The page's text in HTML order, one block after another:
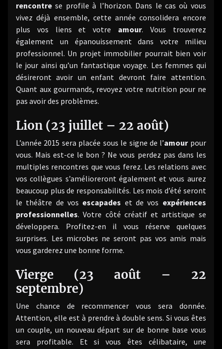
rencontre se profile à l’horizon. Dans le cas où vous
vivez déjà ensemble, cette année consolidera encore
plus vos liens et votre amour. Vous trouverez
également un épanouissement dans votre milieu
professionnel. Un projet immobilier pourrait bien voir
le jour ainsi qu’un fantastique voyage. Les femmes qui
désireront avoir un enfant devront faire attention.
Quant aux gourmands, revoyez votre nutrition pour ne
pas avoir des problèmes.
Lion (23 juillet – 22 août)
L’année 2015 sera placée sous le signe de l’amourpour
vous. Mais est-ce le bon ? Ne vous perdez pas dans les
multiples rencontres que vous ferez. Les relations avec
vos collègues s’amélioreront également et vous aurez
beaucoup plus de responsabilités. Les mois d’été seront
le théâtre de vos escapades et de vos expériences
professionnelles. Votre côté créatif et artistique se
développera. Profitez-en il vous réserve quelques
surprises. Les microbes ne seront pas vos amis mais
vous garderez une bonne forme.
Vierge (23 août – 22
septembre)
Une chance de recommencer vous sera donnée.
Attention, elle est à prendre à double sens. Si vous êtes
un couple, un nouveau départ sur de bonne base vous
sera profitable. Et si vous êtes célibataire, une